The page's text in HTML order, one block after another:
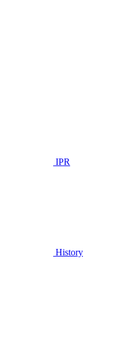
IPR
History